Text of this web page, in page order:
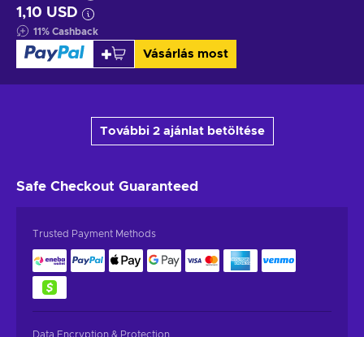
1,10 USD
11% Cashback
Vásárlás most
További 2 ajánlat betöltése
Safe Checkout Guaranteed
Trusted Payment Methods
Data Encryption & Protection